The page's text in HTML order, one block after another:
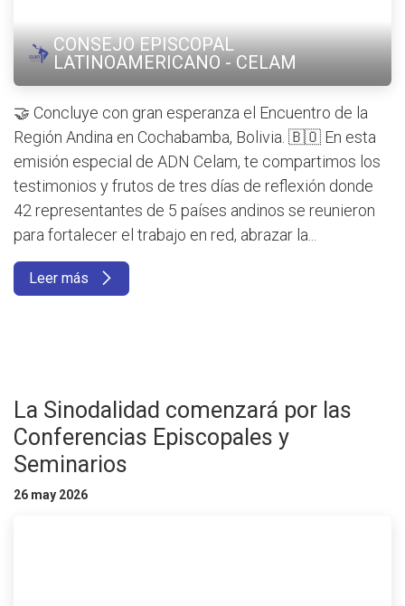
CONSEJO EPISCOPAL
LATINOAMERICANO - CELAM
🤝 Concluye con gran esperanza el Encuentro de la
Región Andina en Cochabamba, Bolivia. 🇧🇴 En esta
emisión especial de ADN Celam, te compartimos los
testimonios y frutos de tres días de reflexión donde
42 representantes de 5 países andinos se reunieron
para fortalecer el trabajo en red, abrazar la...
Leer más
La Sinodalidad comenzará por las
Conferencias Episcopales y
Seminarios
26 may 2026